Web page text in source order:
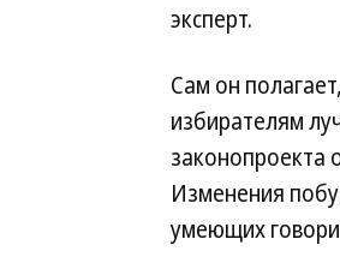
эксперт.
Сам он
избирателям
законопроекта
Изменения
умеющих